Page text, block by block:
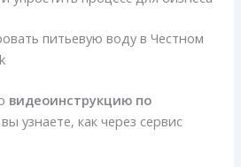
питьевую воду в Честном
видеоинструкцию по
узнаете, как через сервис